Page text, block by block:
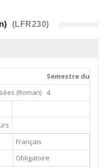
(LFR230)
Semestre du Cours
(Roman) 4
Français
Obligatoire